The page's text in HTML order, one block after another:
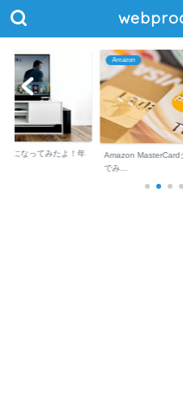
員になってみたよ！年
Amazon
Amazon MasterCard
でみ...